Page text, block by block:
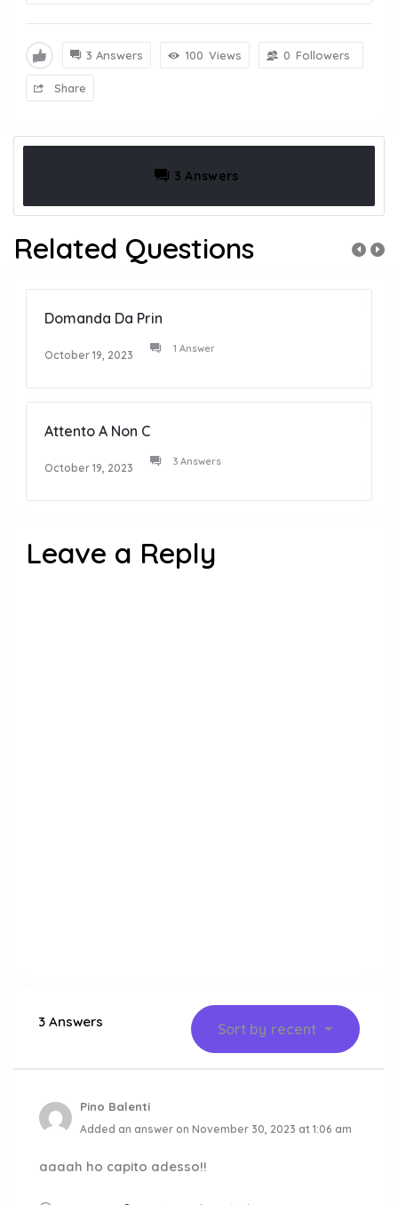
3 Answers 100 Views 0 Followers
Share
3 Answers
Related Questions
Domanda Da Prin
October 19, 2023 1 Answer
Attento A Non C
October 19, 2023 3 Answers
Leave a Reply
3 Answers Sort by recent
Pino Balenti
Added an answer on November 30, 2023 at 1:06 am
aaaah ho capito adesso!!